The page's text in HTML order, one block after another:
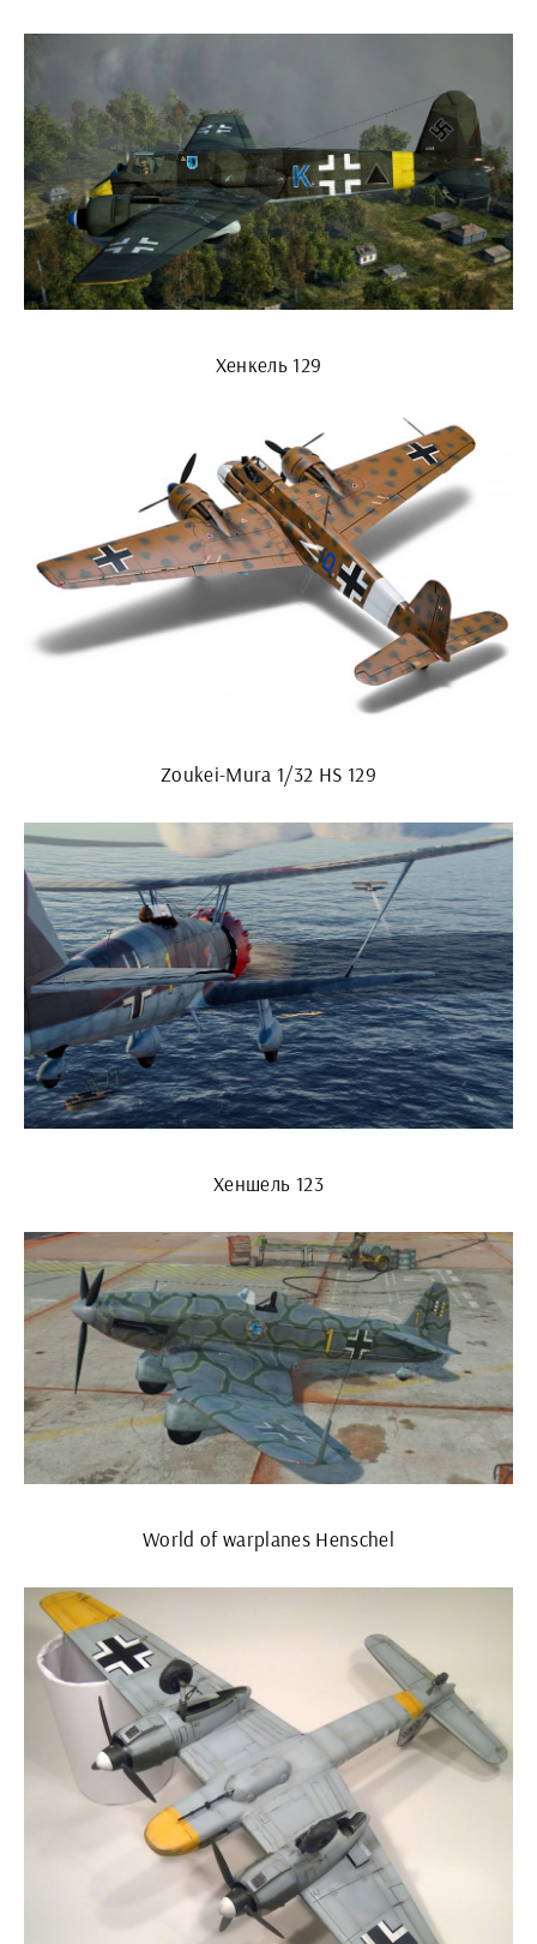
Хенкель 129
Zoukei-Mura 1/32 HS 129
Хеншель 123
World of warplanes Henschel